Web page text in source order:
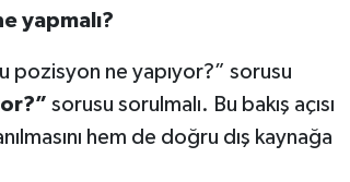
yapmalı?
pozisyon ne yapıyor?” sorusu
sorusu sorulmalı. Bu bakış açısı
hem de doğru dış kaynağa